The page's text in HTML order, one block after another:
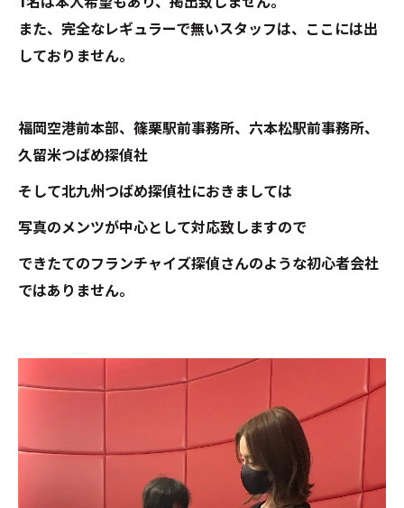
また、完全なレギュラーで無いスタッフは、ここには出
しておりません。
福岡空港前本部、篠栗駅前事務所、六本松駅前事務所、
久留米つばめ探偵社
そして北九州つばめ探偵社におきましては
写真のメンツが中心として対応致しますので
できたてのフランチャイズ探偵さんのような初心者会社
ではありません。